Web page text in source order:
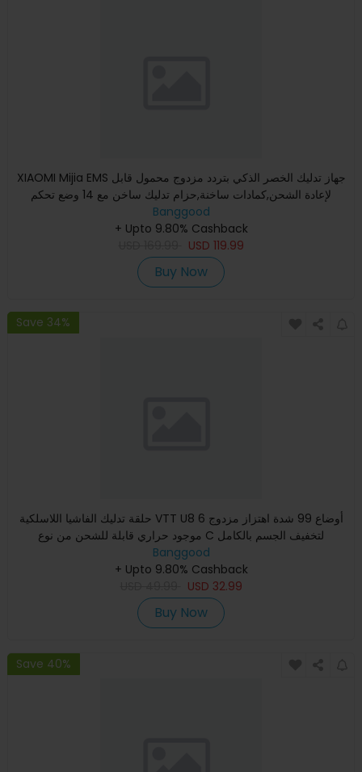
XIAOMI Mijia EMS جهاز تدليك الخصر الذكي بتردد مزدوج محمول قابل
لإعادة الشحن,كمادات ساخنة,حزام تدليك ساخن مع 14 وضع تحكم
Banggood
+ Upto 9.80% Cashback
USD 119.99
Buy Now
Save 34%
حلقة تدليك الفاشيا اللاسلكية VTT U8 6 أوضاع 99 شدة اهتزاز مزدوج
موجود حراري قابلة للشحن من نوع C لتخفيف الجسم بالكامل
Banggood
+ Upto 9.80% Cashback
USD 32.99
Buy Now
Save 40%